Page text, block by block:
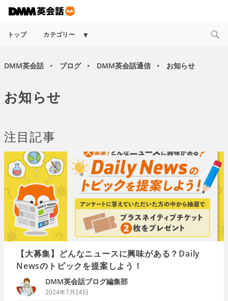
トップ カテゴリー
DMM英会話 ► ブログ ► DMM英会話通信 ► お知らせ
お知らせ
注目記事
【大募集】どんなニュースに興味がある？Daily
Newsのトピックを提案しよう！
DMM英会話ブログ編集部
2024年7月24日